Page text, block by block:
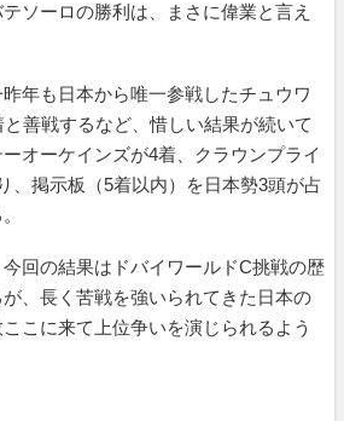
ソーロの勝利は、まさに偉業と言え
年も日本から唯一参戦したチュウワ
善戦するなど、惜しい結果が続いて
オーケインズが4着、クラウンプライ
、掲示板（5着以内）を日本勢3頭が占
回の結果はドバイワールドC挑戦の歴
、長く苦戦を強いられてきた日本の
こに来て上位争いを演じられるよう